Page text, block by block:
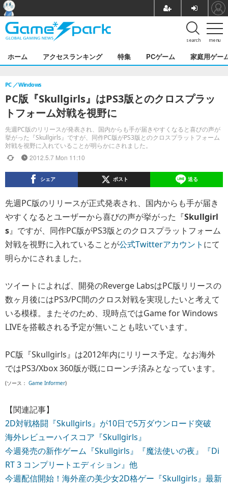
menu
search
ホーム アクセスランキング 特集 PCゲーム 家庭用ゲー
PC版『Skullgirls』はPS3版とのクロスプラッ
トフォーム対戦を視野に
先週PC版のリリースが発表され、国内からも手が届きやすくなると喜びの声が
挙がった『Skullgirls』ですが、同作PC版がPS3版とのクロスプラットフォーム
対戦を視野に入れていることが明らかにされました。
PC Windows
2012.5.7 Mon 11:10
シェア ポスト 送る
先週PC版のリリースが正式発表され、国内からも手が届き
やすくなるとユーザーから喜びの声が挙がった『Skullgirl
s』ですが、同作PC版がPS3版とのクロスプラットフォーム
対戦を視野に入れていることが公式Twitterアカウント にて
明らかにされました。
ツイートによれば、開発のReverge LabsはPC版リリースの
数ヶ月後にはPS3/PC間のクロス対戦を実現したいと考えて
いる模様。またそのため、現時点ではGame for Windows
LIVEを搭載される予定が無いことも呟いています。
PC版『Skullgirls』は2012年内にリリース予定。なお海外
ではPS3/Xbox 360版が既にローンチ済みとなっています。
(ソース： Game Informer)
【関連記事】
2D対戦格闘『Skullgirls』が10日で5万ダウンロード突破
海外レビューハイスコア『Skullgirls』
今週発売の新作ゲーム『Skullgirls』『魔法使いの夜』『Di
RT 3 コンプリートエディション』他
今週配信開始！海外産の美少女2D格ゲー『Skullgirls』最新